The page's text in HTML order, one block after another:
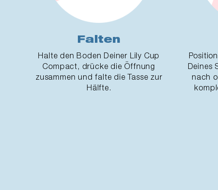
Falten
Halte den Boden Deiner Lily Cup
Compact, drücke die Öffnung
zusammen und falte die Tasse zur
Hälfte.
Deines
nach